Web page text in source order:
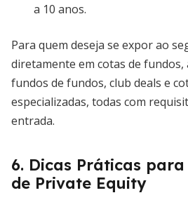
a 10 anos.
Para quem deseja se expor ao
diretamente em cotas de
fundos de fundos, club deals e
especializadas, todas com
entrada.
6. Dicas Práticas
de Private Equity